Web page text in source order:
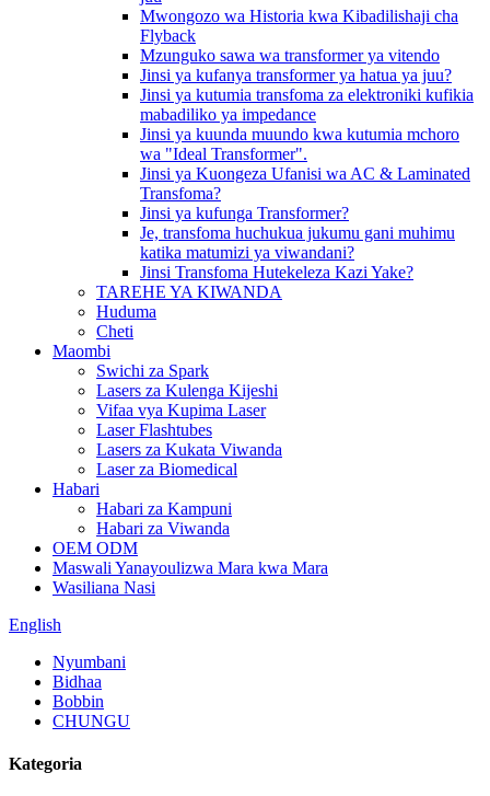
Mwongozo wa Historia kwa Kibadilishaji cha
Flyback
Mzunguko sawa wa transformer ya vitendo
Jinsi ya kufanya transformer ya hatua ya juu?
Jinsi ya kutumia transfoma za elektroniki kufikia
mabadiliko ya impedance
Jinsi ya kuunda muundo kwa kutumia mchoro
wa "Ideal Transformer".
Jinsi ya Kuongeza Ufanisi wa AC & Laminated
Transfoma?
Jinsi ya kufunga Transformer?
Je, transfoma huchukua jukumu gani muhimu
katika matumizi ya viwandani?
Jinsi Transfoma Hutekeleza Kazi Yake?
TAREHE YA KIWANDA
Huduma
Cheti
Maombi
Swichi za Spark
Lasers za Kulenga Kijeshi
Vifaa vya Kupima Laser
Laser Flashtubes
Lasers za Kukata Viwanda
Laser za Biomedical
Habari
Habari za Kampuni
Habari za Viwanda
OEM ODM
Maswali Yanayoulizwa Mara kwa Mara
Wasiliana Nasi
English
Nyumbani
Bidhaa
Bobbin
CHUNGU
Kategoria